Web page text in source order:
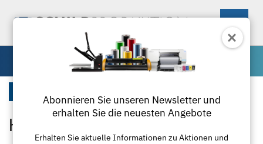
Maschinen
Hemden
Abonnieren Sie unseren Newsletter und
erhalten Sie die neuesten Angebote
Erhalten Sie aktuelle Informationen zu Aktionen und